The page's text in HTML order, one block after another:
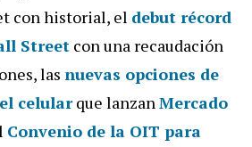
con historial, el debut récord
Street con una recaudación
las nuevas opciones de
celularque lanzanMercado
Convenio de la OIT para